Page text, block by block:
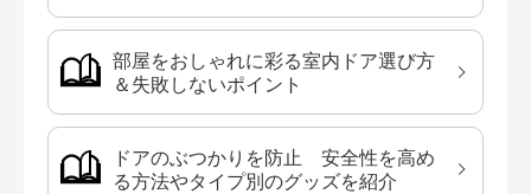
部屋をおしゃれに彩る室内ドア選び方
＆失敗しないポイント
ドアのぶつかりを防止 安全性を高め
る方法やタイプ別のグッズを紹介